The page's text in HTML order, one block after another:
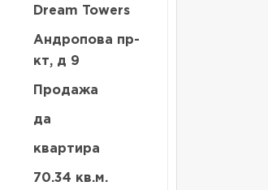
Dream Towers
Андропова пр-
кт, д 9
Продажа
да
квартира
70.34 кв.м.